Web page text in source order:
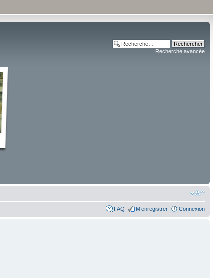
Recherche avancée
FAQ M’enregistrer Connexion